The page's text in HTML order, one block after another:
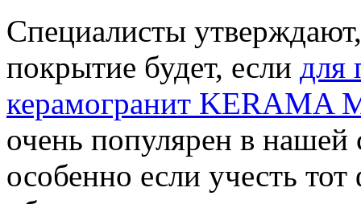
Специалисты
покрытие будет, если для
керамогранит KERAMA
очень популярен в нашей
особенно если учесть тот